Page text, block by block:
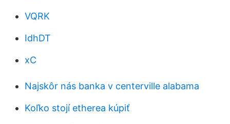
VQRK
IdhDT
xC
Najskôr nás banka v centerville alabama
Koľko stojí etherea kúpiť